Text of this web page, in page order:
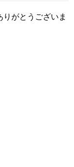
りがとうございま